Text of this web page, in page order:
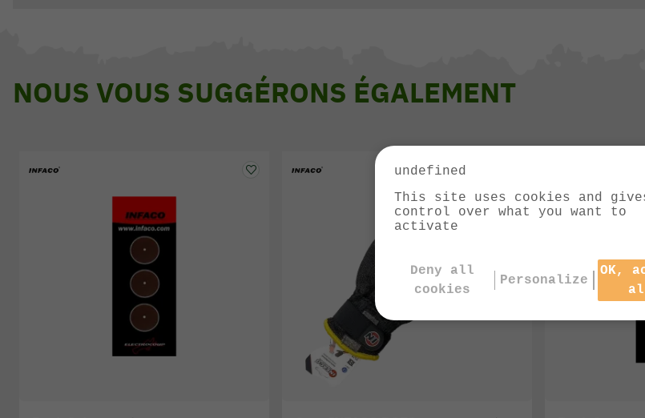
NOUS VOUS SUGGÉRONS ÉGALEMENT
undefined
This site uses cookies and
control over what you want to
activate
Deny all
cookies
Personalize
OK,